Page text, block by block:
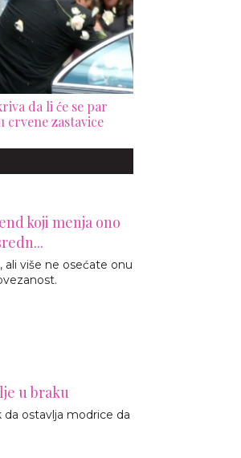
da li će se par
crvene zastavice
koji menja ono
više ne osećate onu
u braku
da ostavlja modrice da